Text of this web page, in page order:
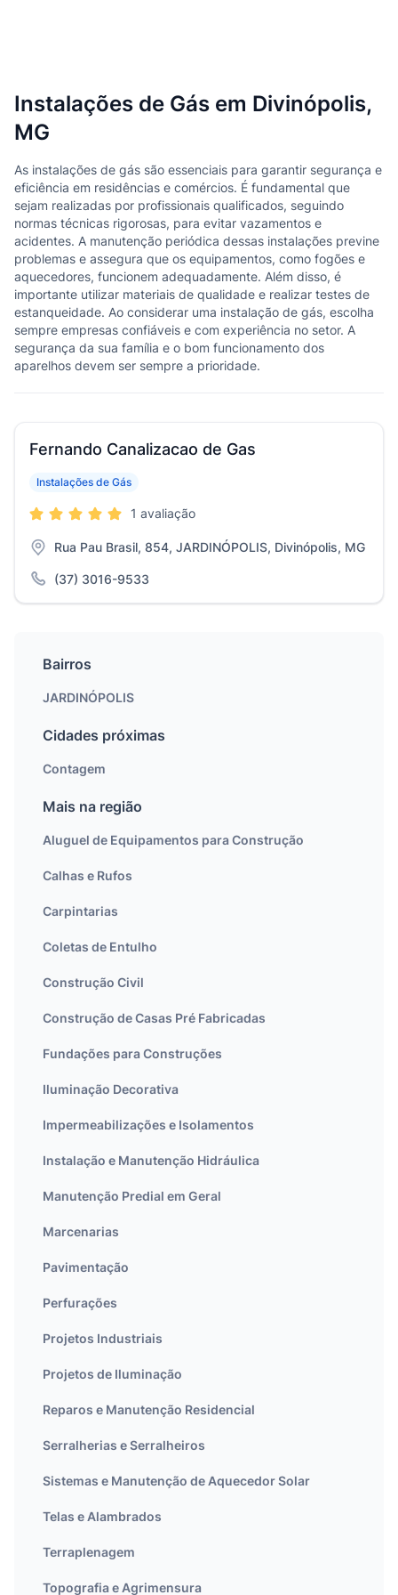
Instalações de Gás em Divinópolis,
MG
As instalações de gás são essenciais para garantir segurança e
eficiência em residências e comércios. É fundamental que
sejam realizadas por profissionais qualificados, seguindo
normas técnicas rigorosas, para evitar vazamentos e
acidentes. A manutenção periódica dessas instalações previne
problemas e assegura que os equipamentos, como fogões e
aquecedores, funcionem adequadamente. Além disso, é
importante utilizar materiais de qualidade e realizar testes de
estanqueidade. Ao considerar uma instalação de gás, escolha
sempre empresas confiáveis e com experiência no setor. A
segurança da sua família e o bom funcionamento dos
aparelhos devem ser sempre a prioridade.
Fernando Canalizacao de Gas
Instalações de Gás
1 avaliação
Rua Pau Brasil, 854, JARDINÓPOLIS, Divinópolis, MG
(37) 3016-9533
Bairros
JARDINÓPOLIS
Cidades próximas
Contagem
Mais na região
Aluguel de Equipamentos para Construção
Calhas e Rufos
Carpintarias
Coletas de Entulho
Construção Civil
Construção de Casas Pré Fabricadas
Fundações para Construções
Iluminação Decorativa
Impermeabilizações e Isolamentos
Instalação e Manutenção Hidráulica
Manutenção Predial em Geral
Marcenarias
Pavimentação
Perfurações
Projetos Industriais
Projetos de Iluminação
Reparos e Manutenção Residencial
Serralherias e Serralheiros
Sistemas e Manutenção de Aquecedor Solar
Telas e Alambrados
Terraplenagem
Topografia e Agrimensura